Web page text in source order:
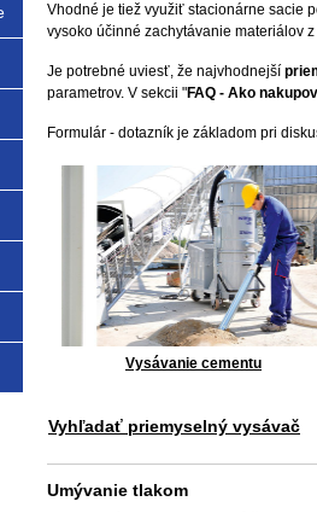
Vhodné je tiež využiť stacionárne sacie
vysoko účinné zachytávanie materiálov
Je potrebné uviesť, že najvhodnejší
parametrov. V sekcii "FAQ - Ako
Formulár - dotazník je základom pri
Vysávanie cementu
Vyhľadať priemyselný vysávač
Umývanie tlakom